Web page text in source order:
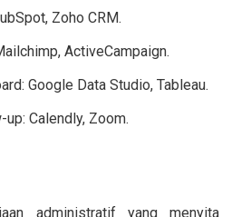
Zoho CRM.
ActiveCampaign.
: Google Data Studio, Tableau.
up: Calendly, Zoom.
administratif yang menyita